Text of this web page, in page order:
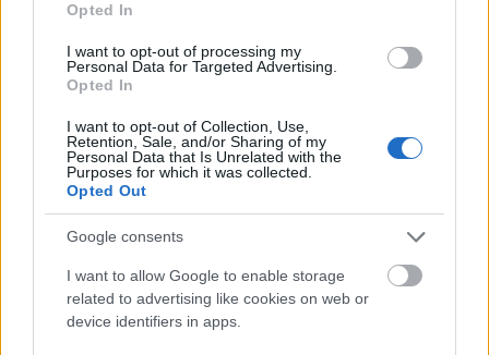
Opted In
I want to opt-out of processing my
Personal Data for Targeted Advertising.
Opted In
I want to opt-out of Collection, Use,
Retention, Sale, and/or Sharing of my
Personal Data that Is Unrelated with the
Purposes for which it was collected.
Opted Out
Google consents
I want to allow Google to enable storage
related to advertising like cookies on web or
device identifiers in apps.